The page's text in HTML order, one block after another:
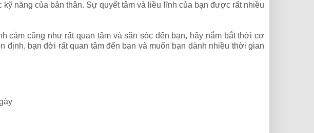
năng của bản thân. Sự quyết tâm và liều lĩnh của bạn được rất nhiều
cảm cũng như rất quan tâm và săn sóc đến bạn, hãy nắm bắt thời cơ
bạn đời rất quan tâm đến bạn và muốn bạn dành nhiều thời gian